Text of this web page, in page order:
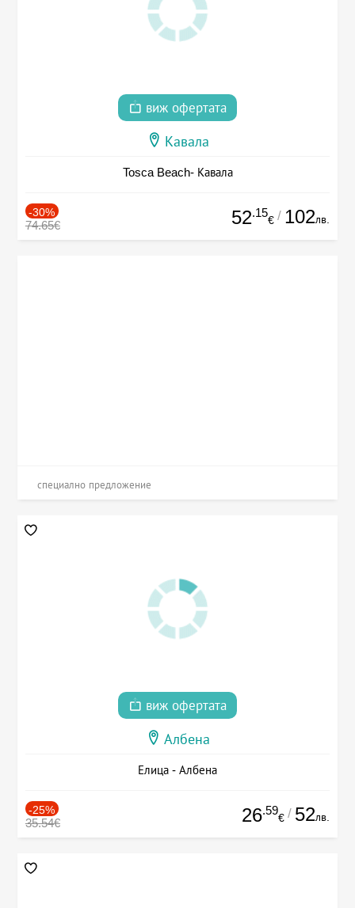
виж офертата
Кавала
Tosca Beach- Кавала
-30%
74.65€ 52.15
€ / 102лв.
специално предложение
виж офертата
Албена
Елица - Албена
-25%
35.54€ 26.59
€ / 52лв.